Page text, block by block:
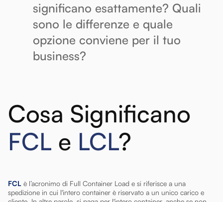
significano esattamente? Quali
sono le differenze e quale
opzione conviene per il tuo
business?
Cosa Significano
FCL e LCL?
FCL è l’acronimo di Full Container Load e si riferisce a una
spedizione in cui l'intero container è riservato a un unico carico e